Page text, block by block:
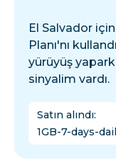
El Salvador
Planı'nı
yürüyüş
sinyalim vardı.
Satın alındı:
1GB-7-days-